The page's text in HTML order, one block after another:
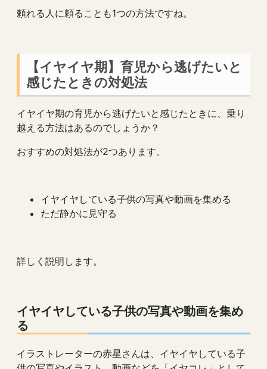
頼れる人に頼ることも1つの方法ですね。
【イヤイヤ期】育児から逃げたいと
感じたときの対処法
イヤイヤ期の育児から逃げたいと感じたときに、乗り
越える方法はあるのでしょうか？
おすすめの対処法が2つあります。
イヤイヤしている子供の写真や動画を集める
ただ静かに見守る
詳しく説明します。
イヤイヤしている子供の写真や動画を集め
る
イラストレーターの赤星さんは、イヤイヤしている子